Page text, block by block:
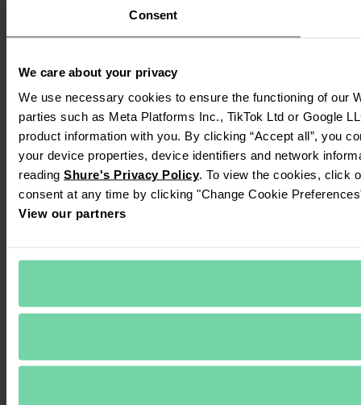
Consent
We care about your privacy
We use necessary cookies to ensure the functioning of our
parties such as Meta Platforms Inc., TikTok Ltd or Google
product information with you. By clicking “Accept all”, you
your device properties, device identifiers and network
reading Shure's Privacy Policy. To view the cookies, click
consent at any time by clicking "Change Cookie
View our partners